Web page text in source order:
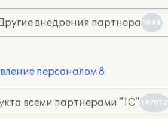
внедрения партнера 1043
персоналом 8
всеми партнерами "1С" 147072